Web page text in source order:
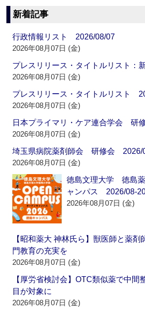
新着記事
行政情報リスト 2026/08/07
2026年08月07日 (金)
プレスリリース・タイトルリスト
2026年08月07日 (金)
プレスリリース・タイトルリスト
2026年08月07日 (金)
日本プライマリ・ケア連合学会 研
2026年08月07日 (金)
埼玉県病院薬剤師会 研修会 2026/
2026年08月07日 (金)
徳島文理大学 徳島
ャンパス 2026/08-
2026年08月07日 (金)
【昭和薬大 神林氏ら】獣医師と薬剤
門教育の充実を
2026年08月07日 (金)
【厚労省検討会】OTC類似薬で中間
目が対象に
2026年08月07日 (金)